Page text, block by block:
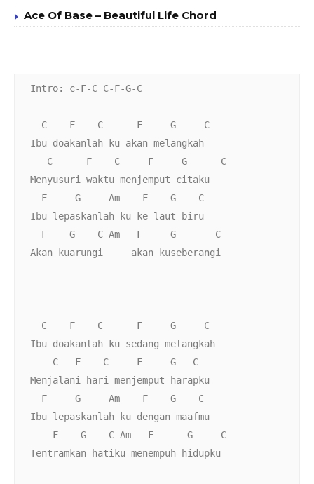
Ace Of Base – Beautiful Life Chord
Intro: c-F-C C-F-G-C
  C    F    C      F     G     C
Ibu doakanlah ku akan melangkah
   C      F    C     F     G      C
Menyusuri waktu menjemput citaku
  F     G     Am    F    G    C
Ibu lepaskanlah ku ke laut biru
  F    G    C Am   F     G       C
Akan kuarungi     akan kuseberangi
  C    F    C      F     G     C
Ibu doakanlah ku sedang melangkah
    C   F    C     F     G   C
Menjalani hari menjemput harapku
  F     G     Am    F    G    C
Ibu lepaskanlah ku dengan maafmu
    F    G    C Am   F      G     C
Tentramkan hatiku menempuh hidupku